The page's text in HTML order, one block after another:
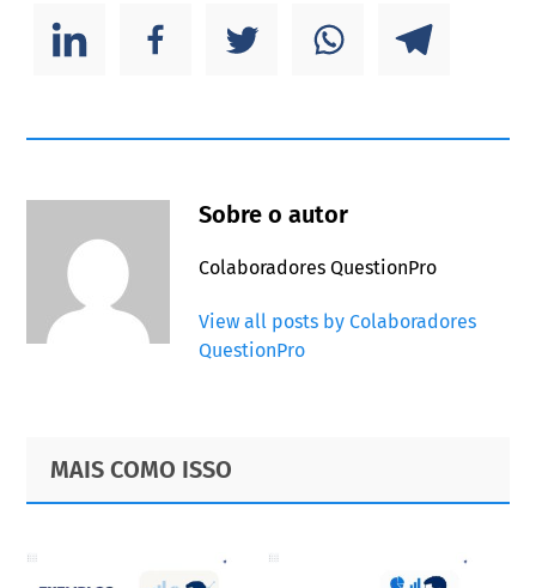
Sobre o autor
Colaboradores QuestionPro
View all posts by Colaboradores
QuestionPro
Primary
Sidebar
Footer
MAIS COMO ISSO